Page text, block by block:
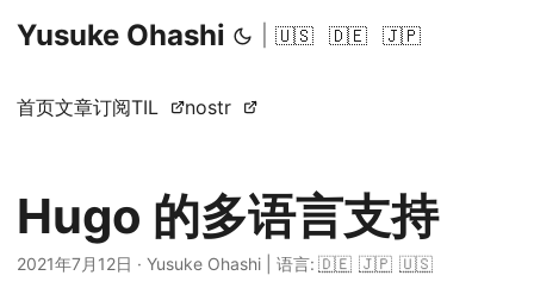
Yusuke Ohashi 🇺🇸 🇩🇪 🇯🇵
首页文章订阅TIL nostr
Hugo 的多语言支持
2021年7月12日 · Yusuke Ohashi 语言: 🇩🇪 🇯🇵 🇺🇸